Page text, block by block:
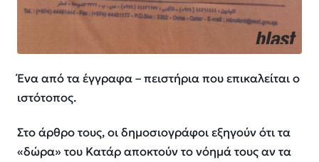
Ένα από τα έγγραφα – πειστήρια που επικαλείται ο
ιστότοπος.
Στο άρθρο τους, οι δημοσιογράφοι εξηγούν ότι τα
«δώρα» του Κατάρ αποκτούν το νόημά τους αν τα